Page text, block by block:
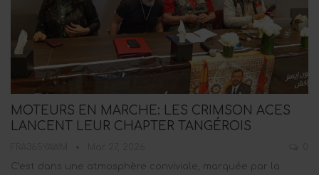
MOTEURS EN MARCHE: LES CRIMSON ACES
LANCENT LEUR CHAPTER TANGÉROIS
C’est dans une atmosphère conviviale, marquée par la